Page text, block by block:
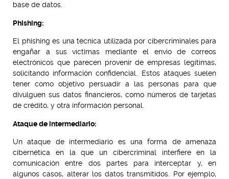
base de datos.
Phishing:
El phishing es una técnica utilizada por cibercriminales para
engañar a sus víctimas mediante el envío de correos
electrónicos que parecen provenir de empresas legítimas,
solicitando información confidencial. Estos ataques suelen
tener como objetivo persuadir a las personas para que
divulguen sus datos financieros, como números de tarjetas
de crédito, y otra información personal.
Ataque de intermediario:
Un ataque de intermediario es una forma de amenaza
cibernética en la que un cibercriminal interfiere en la
comunicación entre dos partes para interceptar y, en
algunos casos, alterar los datos transmitidos. Por ejemplo,